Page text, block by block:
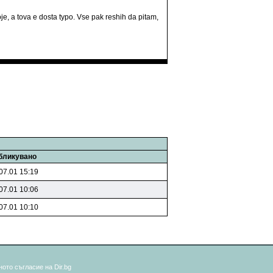
a tova e dosta typo. Vse pak reshih da pitam,
15:19
10:06
10:10
съгласие на Dir.bg